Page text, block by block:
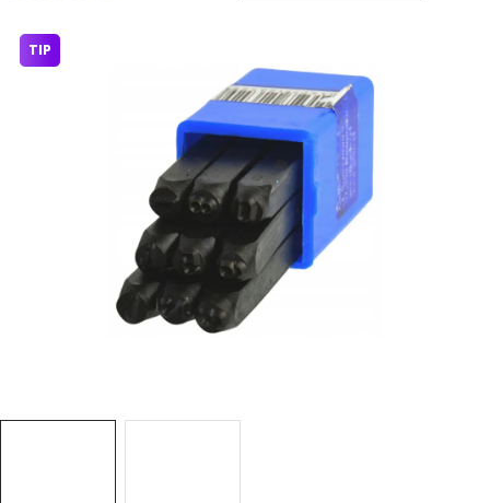
Príslušenstvo pre automobily
Vybavenie a hračky pre deti
Ochranné pracovné pomôcky
TIP